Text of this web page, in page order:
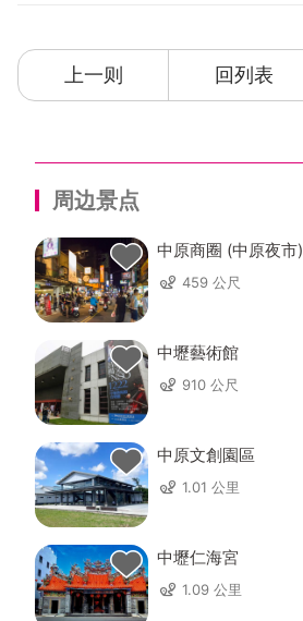
上一则 回列表
周边景点
中原商圈 (中原夜市)
459 公尺
中壢藝術館
910 公尺
中原文創園區
1.01 公里
中壢仁海宮
1.09 公里